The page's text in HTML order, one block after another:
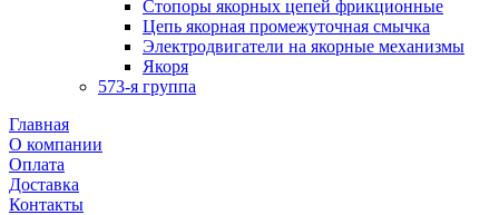
Стопоры якорных цепей фрикционные
Цепь якорная промежуточная смычка
Электродвигатели на якорные механизмы
Якоря
573-я группа
Главная
О компании
Оплата
Доставка
Контакты